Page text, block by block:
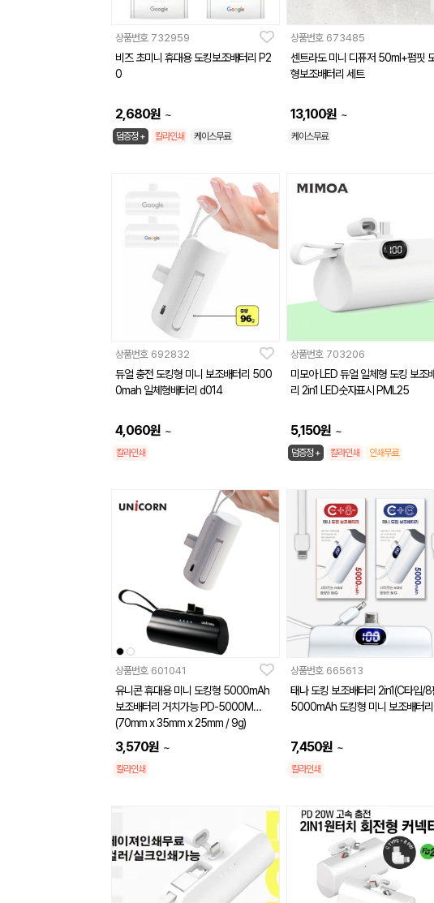
상품번호 732959
비즈 초미니 휴대용 도킹보조배터리 P2
0
2,680원 ~
덤증정 + 칼라인쇄 케이스무료
상품번호 673485
센트라도 미니 디퓨저 50ml+펌핏
형보조배터리 세트
13,100원 ~
케이스무료
상품번호 692832
듀얼 충전 도킹형 미니 보조배터리 500
0mah 일체형배터리 d014
4,060원 ~
칼라인쇄
상품번호 703206
미모아 LED 듀얼 일체형 도킹 보조
리 2in1 LED숫자표시 PML25
5,150원 ~
덤증정 + 칼라인쇄 인쇄무료
상품번호 601041
유니콘 휴대용 미니 도킹형 5000mAh
보조배터리 거치가능 PD-5000M
(70mm x 35mm x 25mm / 9g)
3,570원 ~
칼라인쇄
상품번호 665613
태나 도킹 보조배터리 2in1(C타입/8
5000mAh 도킹형 미니 보조배터리
7,450원 ~
칼라인쇄